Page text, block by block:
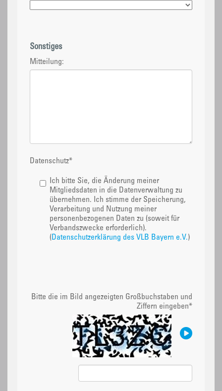
Sonstiges
Mitteilung:
Datenschutz*
Ich bitte Sie, die Änderung meiner
Mitgliedsdaten in die Datenverwaltung zu
übernehmen. Ich stimme der Speicherung,
Verarbeitung und Nutzung meiner
personenbezogenen Daten zu (soweit für
Verbandszwecke erforderlich).
(Datenschutzerklärung des VLB Bayern e.V.)
Bitte die im Bild angezeigten Großbuchstaben und
Ziffern eingeben*